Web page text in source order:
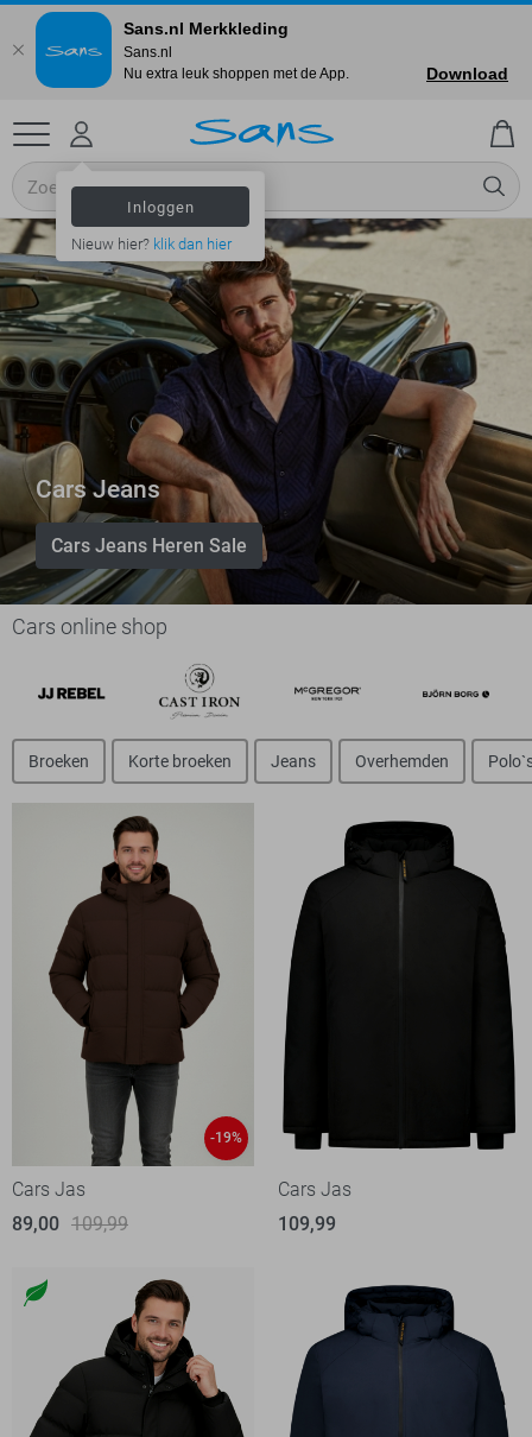
Inloggen
Nieuw hier? klik dan hier
Cars Jeans
Cars Jeans Heren Sale
Cars online shop
Broeken Korte broeken Jeans Overhemden
-19%
Cars Jas
89,00 109,99
Cars Jas
109,99
Sans.nl Merkkleding
Sans.nl
Nu extra leuk shoppen met de App.
Download